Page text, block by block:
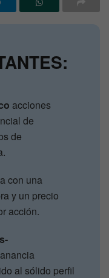
acciones
de
de
con una
y un precio
acción.
al sólido perfil